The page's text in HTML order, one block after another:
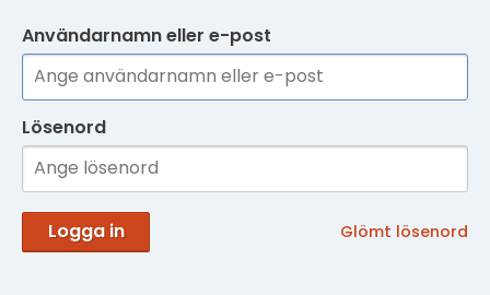
Användarnamn eller e-post
Lösenord
Logga in Glömt lösenord